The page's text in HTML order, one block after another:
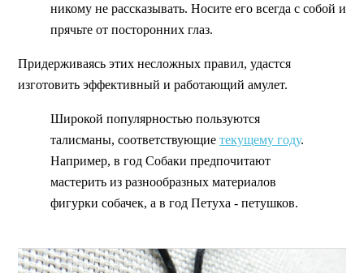
никому не рассказывать. Носите его всегда с собой и
прячьте от посторонних глаз.
Придерживаясь этих несложных правил, удастся
изготовить эффективный и работающий амулет.
Широкой популярностью пользуются
талисманы, соответствующие текущему году.
Например, в год Собаки предпочитают
мастерить из разнообразных материалов
фигурки собачек, а в год Петуха - петушков.